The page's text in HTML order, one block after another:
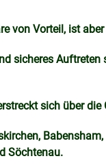
von Vorteil, ist
sicheres
sich über die
Söchtenau.